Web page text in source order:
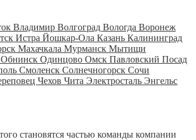
Владимир Волгоград Вологда Воронеж
Истра Йошкар-Ола Казань Калининград
Махачкала Мурманск Мытищи
Обнинск Одинцово Омск Павловский Посад
Смоленск Солнечногорск Сочи
Чехов Чита Электросталь Энгельс
становятся частью команды компании